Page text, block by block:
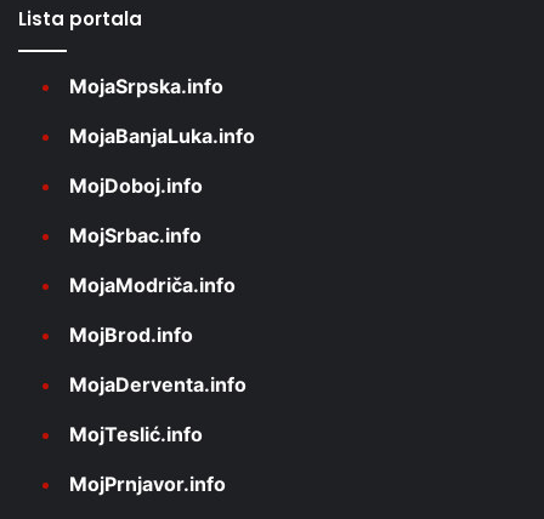
Lista portala
MojaSrpska.info
MojaBanjaLuka.info
MojDoboj.info
MojSrbac.info
MojaModriča.info
MojBrod.info
MojaDerventa.info
MojTeslić.info
MojPrnjavor.info